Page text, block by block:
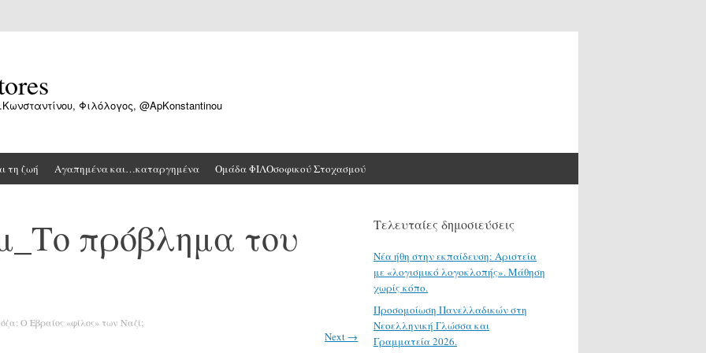
Φιλόλογος, @ApKonstantinou
τη ζωή Αγαπημένα και…καταργημένα Ομάδα ΦΙΛΟσοφικού Στοχασμού
πρόβλημα του
Ο Εβραίος «φίλος» των Ναζί;
Next →
Τελευταίες δημοσιεύσεις
Νέα ήθη στην εκπαίδευση: Αριστεία
με «λογισμικό λογοκλοπής». Μάθηση
χωρίς κόπο.
Προσομοίωση Πανελλαδικών στη
Νεοελληνική Γλώσσα και
Γραμματεία 2026.